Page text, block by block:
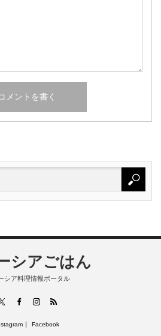
シアごはん
シア料理情報ポータル
FacebookInstagram
Facebook